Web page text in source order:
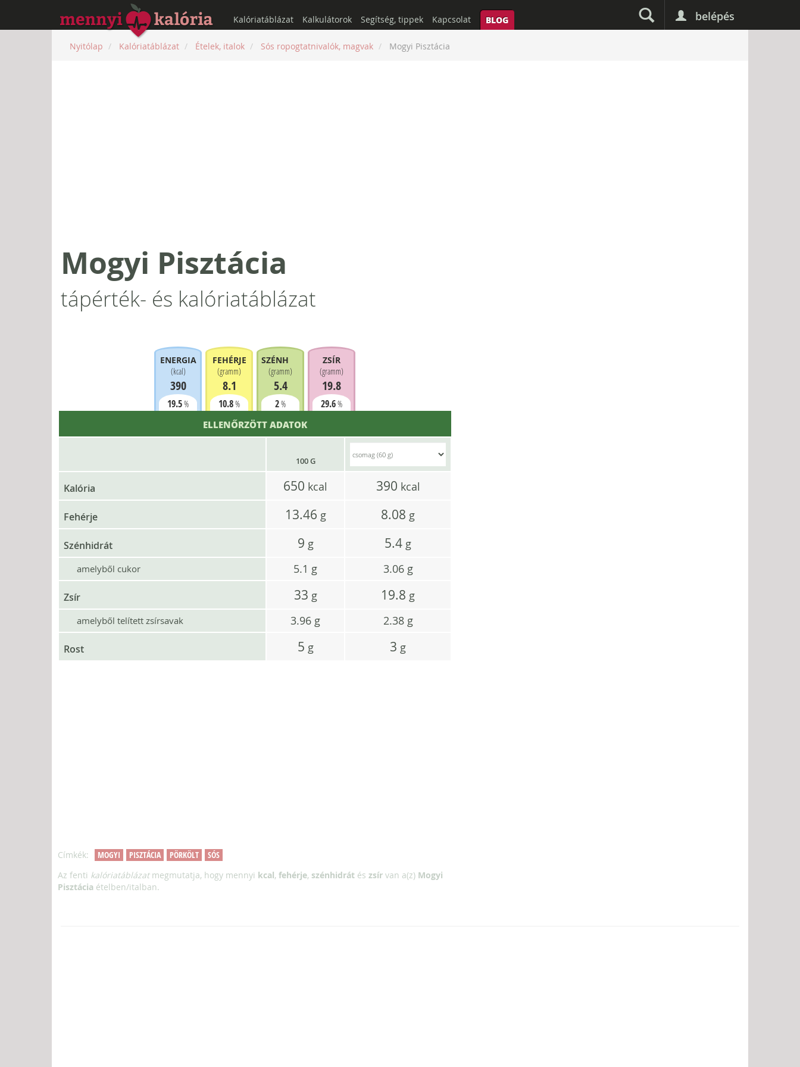
belépés
Kalóriatáblázat Kalkulátorok Segítség, tippek Kapcsolat BLOG
Nyitólap Kalóriatáblázat Ételek, italok Sós ropogtatnivalók, magvak Mogyi Pisztácia
Mogyi Pisztácia
tápérték- és kalóriatáblázat
ENERGIA
(kcal)
390
19.5%
FEHÉRJE
(gramm)
8.1
10.8%
SZÉNHIDRÁT
(gramm)
5.4
2%
ZSÍR
(gramm)
19.8
29.6%
ELLENŐRZÖTT ADATOK
100 G
Kalória 650 kcal 390 kcal
Fehérje 13.46 g 8.08 g
Szénhidrát 9 g 5.4 g
amelyből cukor 5.1 g 3.06 g
Zsír 33 g 19.8 g
amelyből telített zsírsavak 3.96 g 2.38 g
Rost 5 g 3 g
Címkék: MOGYI PISZTÁCIA PÖRKÖLT
SÓS
Az fenti kalóriatáblázatmegmutatja, hogy mennyi kcal, fehérje, szénhidrát és zsír van a(z) Mogyi
Pisztácia ételben/italban.